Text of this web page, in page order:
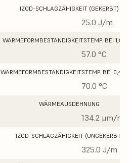
IZOD-SCHLAGZÄHIGKEIT (GEKERBT)
25.0 J/m
WÄRMEFORMBESTÄNDIGKEITSTEMP. BEI 1,8
57.0 °C
WÄRMEFORMBESTÄNDIGKEITSTEMP. BEI 0,45
70.0 °C
WÄRMEAUSDEHNUNG
134.2 μm/m/
IZOD-SCHLAGZÄHIGKEIT (UNGEKERBT)
325.0 J/m